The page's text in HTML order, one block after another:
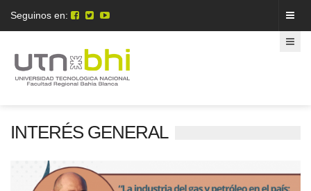
Seguinos en:
INTERÉS GENERAL